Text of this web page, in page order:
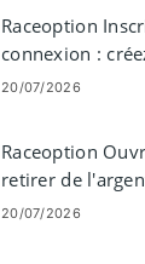
Raceoption
connexion :
votre compte
20/07/2026
Raceoption
retirer de
exigences
20/07/2026